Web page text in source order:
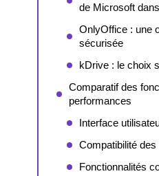
de Microsoft
OnlyOffice : une
sécurisée
kDrive : le choix
Comparatif des
performances
Interface
Compatibilité
Fonctionnalités